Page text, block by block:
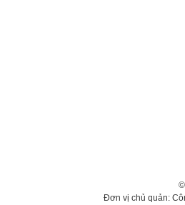
Đơn vị chủ quản: